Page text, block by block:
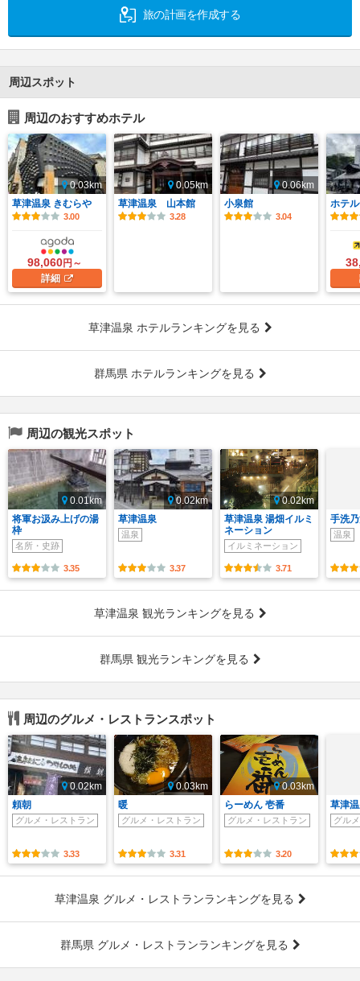
旅の計画を作成する
周辺スポット
周辺のおすすめホテル
0.03km
草津温泉 きむらや
3.00
98,060円～
詳細
0.05km
草津温泉 山本館
3.28
0.06km
小泉館
3.04
ホテ
草津温泉 ホテルランキングを見る
群馬県 ホテルランキングを見る
周辺の観光スポット
0.01km
将軍お汲み上げの湯
枠
名所・史跡
3.35
0.02km
草津温泉
温泉
3.37
0.02km
草津温泉 湯畑イルミ
ネーション
イルミネーション
3.71
手洗
温泉
草津温泉 観光ランキングを見る
群馬県 観光ランキングを見る
周辺のグルメ・レストランスポット
0.02km
頼朝
グルメ・レストラン
3.33
0.03km
暖
グルメ・レストラン
3.31
0.03km
らーめん 壱番
グルメ・レストラン
3.20
草津
グル
草津温泉 グルメ・レストランランキングを見る
群馬県 グルメ・レストランランキングを見る